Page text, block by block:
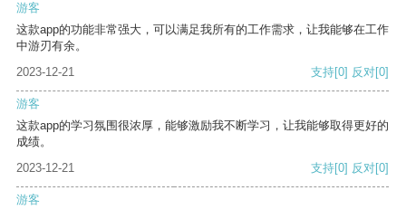
游客
这款app的功能非常强大，可以满足我所有的工作需求，让我能够在工作
中游刃有余。
2023-12-21
支持[0] 反对[0]
游客
这款app的学习氛围很浓厚，能够激励我不断学习，让我能够取得更好的
成绩。
2023-12-21
支持[0] 反对[0]
游客